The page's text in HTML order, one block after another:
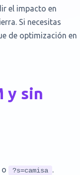
el impacto en
Si necesitas
de optimización en
y sin
o ?s=camisa .